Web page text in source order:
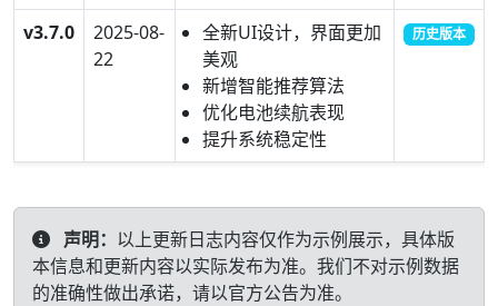
v3.7.0
2025-08-
22
全新UI设计，界面更加
美观
新增智能推荐算法
优化电池续航表现
提升系统稳定性
历史版本
声明： 以上更新日志内容仅作为示例展示，具体版
本信息和更新内容以实际发布为准。我们不对示例数据
的准确性做出承诺，请以官方公告为准。